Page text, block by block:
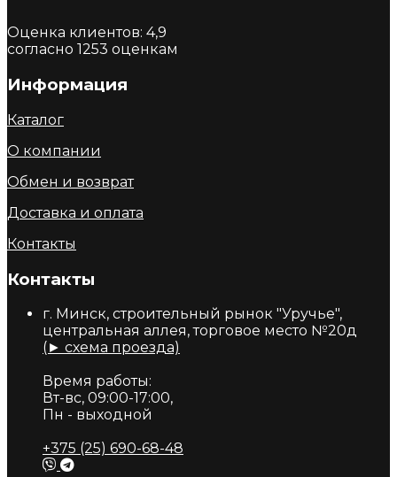
Оценка клиентов: 4,9
согласно 1253 оценкам
Информация
Каталог
О компании
Обмен и возврат
Доставка и оплата
Контакты
Контакты
г. Минск, строительный рынок "Уручье",
центральная аллея, торговое место №20д
(► схема проезда)
Время работы:
Вт-вс, 09:00-17:00,
Пн - выходной
+375 (25) 690-68-48